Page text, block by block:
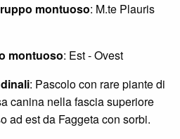
montuoso: M.te Plauris
montuoso: Est - Ovest
: Pascolo con rare piante di
canina nella fascia superiore
ad est da Faggeta con sorbi.